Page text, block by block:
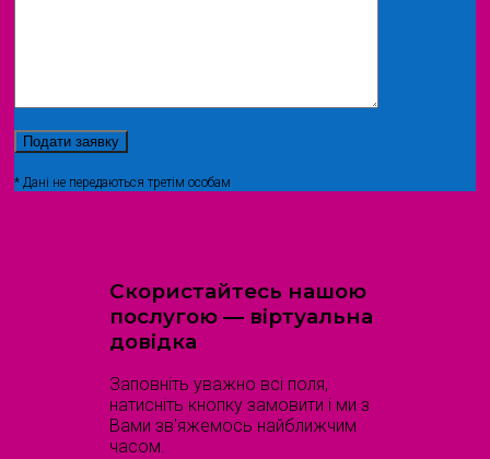
* Дані не передаються третім особам
Скористайтесь нашою
послугою — віртуальна
довідка
Заповніть уважно всі поля,
натисніть кнопку замовити і ми з
Вами зв'яжемось найближчим
часом.